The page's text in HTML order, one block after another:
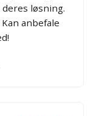
løsning.
anbefale